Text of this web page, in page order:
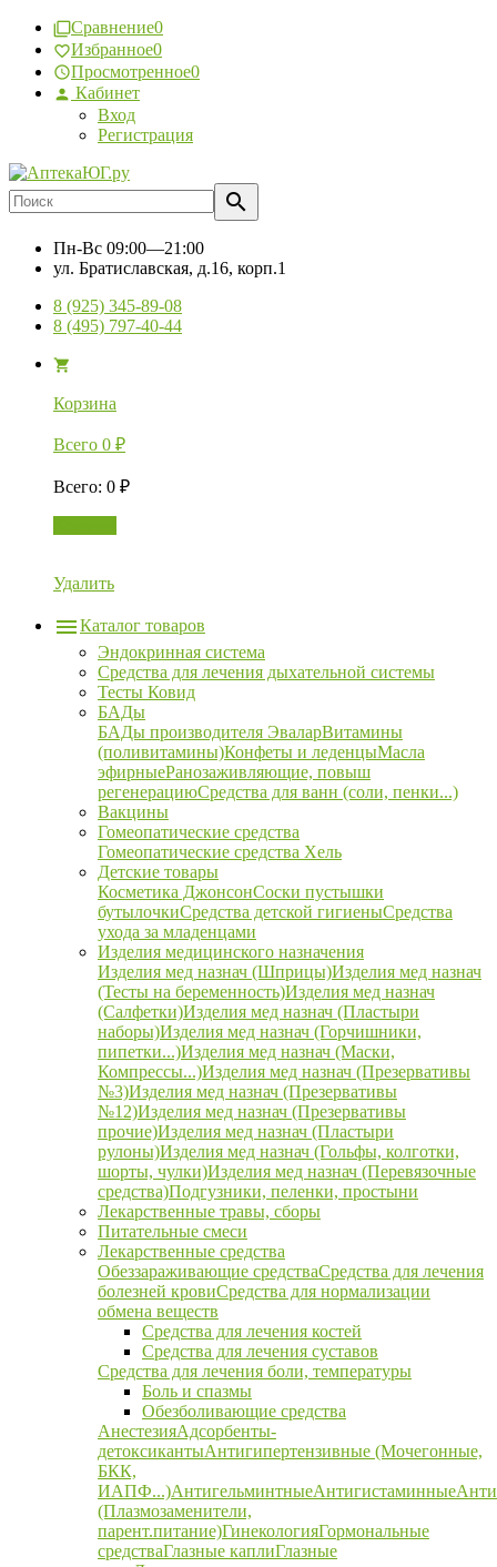
Сравнение0
Избранное0
Просмотренное0
Кабинет
Вход
Регистрация
Пн-Вс 09:00—21:00
ул. Братиславская, д.16, корп.1
8 (925) 345-89-08
8 (495) 797-40-44
Корзина
Всего 0 ₽
Всего: 0 ₽
Удалить
Каталог товаров
Эндокринная система
Средства для лечения дыхательной системы
Тесты Ковид
БАДы
БАДы производителя ЭваларВитамины
(поливитамины)Конфеты и леденцыМасла
эфирныеРанозаживляющие, повыш
регенерациюСредства для ванн (соли, пенки...)
Вакцины
Гомеопатические средства
Гомеопатические средства Хель
Детские товары
Косметика ДжонсонСоски пустышки
бутылочкиСредства детской гигиеныСредства
ухода за младенцами
Изделия медицинского назначения
Изделия мед назнач (Шприцы)Изделия мед назнач
(Тесты на беременность)Изделия мед назнач
(Салфетки)Изделия мед назнач (Пластыри
наборы)Изделия мед назнач (Горчишники,
пипетки...)Изделия мед назнач (Маски,
Компрессы...)Изделия мед назнач (Презервативы
№3)Изделия мед назнач (Презервативы
№12)Изделия мед назнач (Презервативы
прочие)Изделия мед назнач (Пластыри
рулоны)Изделия мед назнач (Гольфы, колготки,
шорты, чулки)Изделия мед назнач (Перевязочные
средства)Подгузники, пеленки, простыни
Лекарственные травы, сборы
Питательные смеси
Лекарственные средства
Обеззараживающие средстваСредства для лечения
болезней кровиСредства для нормализации
обмена веществ
Средства для лечения костей
Средства для лечения суставов
Средства для лечения боли, температуры
Боль и спазмы
Обезболивающие средства
АнестезияАдсорбенты-
детоксикантыАнтигипертензивные (Мочегонные,
БКК,
ИАПФ...)АнтигельминтныеАнтигистаминные
(Плазмозаменители,
парент.питание)ГинекологияГормональные
средстваГлазные каплиГлазные